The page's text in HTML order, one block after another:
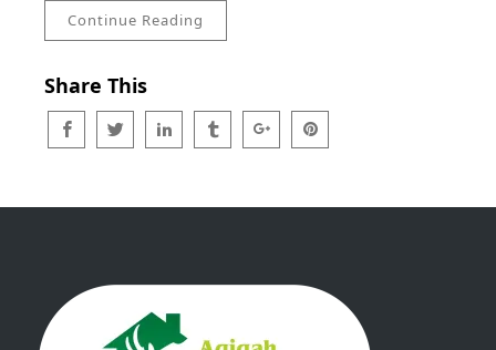
Continue Reading
Share This